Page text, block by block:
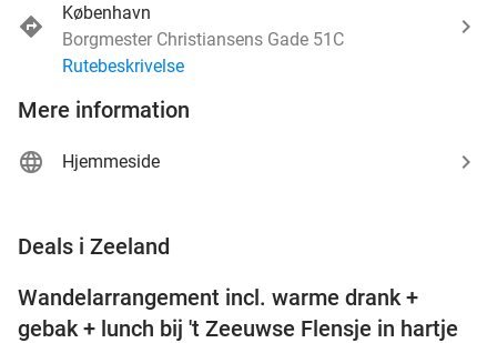
København
Borgmester Christiansens Gade 51C
Rutebeskrivelse
Mere information
Hjemmeside
Deals i Zeeland
DAG
Wandelarrangement incl. warme drank +
gebak + lunch bij 't Zeeuwse Flensje in hartje